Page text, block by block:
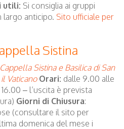
utili: Si consiglia ai gruppi
anticipo. Sito ufficiale per
Sistina
Sistina e Basilica di San
Vaticano Orari: dalle 9.00 alle
– l’uscita è prevista
Giorni di Chiusura:
(consultare il sito per
domenica del mese i